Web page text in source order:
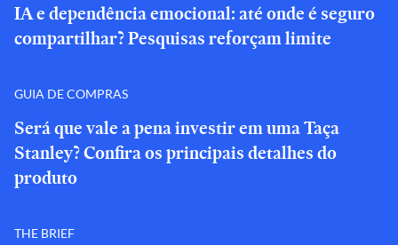
IA e dependência emocional: até onde é seguro
compartilhar? Pesquisas reforçam limite
GUIA DE COMPRAS
Será que vale a pena investir em uma Taça
Stanley? Confira os principais detalhes do
produto
THE BRIEF